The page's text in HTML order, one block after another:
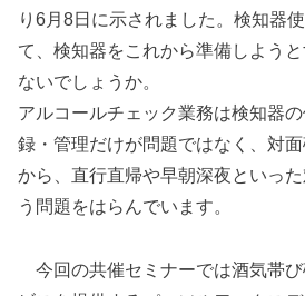
り6月8日に示されました。検知器
て、検知器をこれから準備しよう
ないでしょうか。
アルコールチェック業務は検知器
録・管理だけが問題ではなく、対
から、直行直帰や早朝深夜といっ
う問題をはらんでいます。
今回の共催セミナーでは酒気帯